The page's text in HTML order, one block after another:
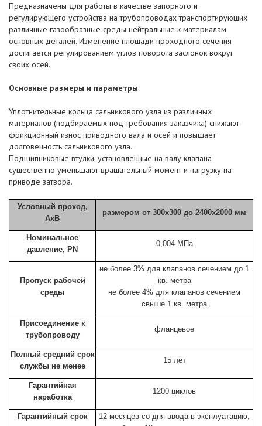
Предназначены для работы в качестве запорного и
регулирующего устройства на трубопроводах транспортирующих
различные газообразные среды нейтральные к материалам
основных деталей. Изменение площади проходного сечения
достигается регулированием углов поворота заслонок вокруг
своих осей.
Основные размеры и параметры
Уплотнительные кольца сальникового узла из различных
материалов (подбираемых под требования заказчика) снижают
фрикционный износ приводного вала и осей и повышает
долговечность сальникового узла.
Подшипниковые втулки, установленные на валу клапана
существенно уменьшают вращательный момент и нагрузку на
приводе затвора.
Условный проход,
AxB
размером от 300х300 до 2400х2000 мм
Номинальное
давление, PN
0,004 МПа
Пропуск рабочей
среды
не более 3% для клапанов сечением до 1
кв. метра
не более 4% для клапанов сечением
свыше 1 кв. метра
Присоединение к
трубопроводу
фланцевое
Полный средний срок
службы не менее
15 лет
Гарантийная
наработка
1200 циклов
Гарантийный срок
12 месяцев со дня ввода в эксплуатацию,